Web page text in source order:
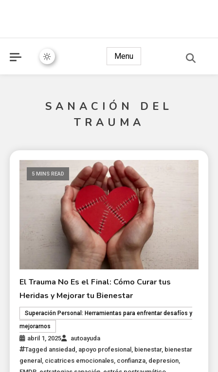
Menu
SANACIÓN DEL
TRAUMA
5 MINS READ
El Trauma No Es el Final: Cómo Curar tus
Heridas y Mejorar tu Bienestar
Superación Personal: Herramientas para enfrentar desafíos y
mejorarnos
abril 1, 2025
autoayuda
Tagged ansiedad apoyo profesional bienestar, bienestar
general cicatrices emocionales confianza depresion